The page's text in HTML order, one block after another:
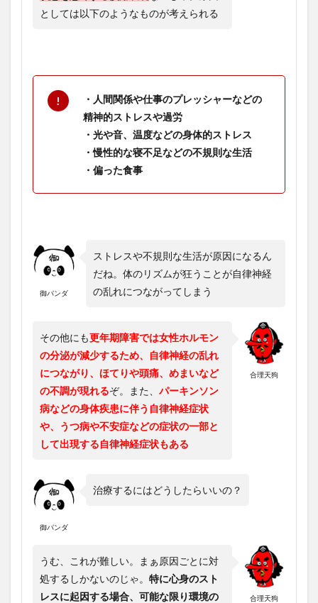
としては以下のようなものが考えられる
・人間関係や仕事のプレッシャーなどの
精神的ストレスや過労
・光や音、温度などの身体的ストレス
・慢性的な寝不足などの不規則な生活
・偏った食事
御パンダ
ストレスや不規則な生活が原因になるん
だね。体のリズムが狂うことが自律神経
の乱れにつながってしまう
合理天狗
その他にも更年期障害では女性ホルモン
の分泌が減少するため、自律神経の乱れ
につながり、ほてりや頭痛、めまいなど
の不調が現れるぞ。また、 パーキンソン
病などの身体疾患に伴う自律神経症状
や、うつ病や不安症などの症状の一部と
して出現する自律神経症状もある
御パンダ
治療するにはどうしたらいいの？
合理天狗
うむ、これが難しい。まぁ原因ごとに対
処するしかないのじゃ。 特に心身のスト
レスに起因する場合、可能な限り環境の